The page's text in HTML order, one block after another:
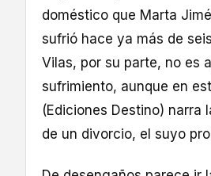
doméstico que Marta
sufrió hace ya más de
Vilas, por su parte, no es
sufrimiento, aunque en
(Ediciones Destino) narra
de un divorcio, el suyo